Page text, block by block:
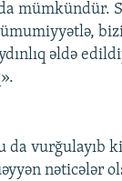
mümkündür.
əldə
da vurğulayıb
nəticələr